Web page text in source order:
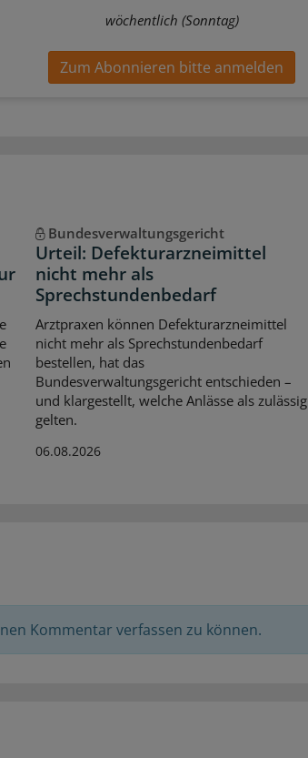
wöchentlich (Sonntag)
Zum Abonnieren bitte anmelden
Bundesverwaltungsgericht
Urteil: Defekturarzneimittel
nicht mehr als
Sprechstundenbedarf
Arztpraxen können Defekturarzneimittel
nicht mehr als Sprechstundenbedarf
bestellen, hat das
Bundesverwaltungsgericht entschieden –
und klargestellt, welche Anlässe als zulässig
gelten.
06.08.2026
Kommentar verfassen zu können.